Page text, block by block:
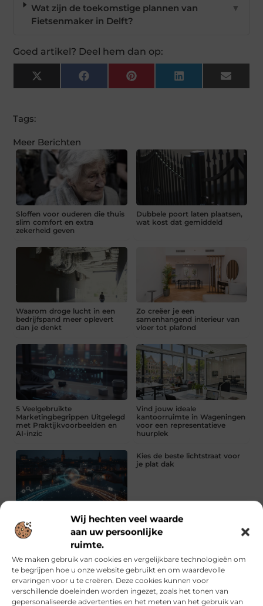
Wij hechten veel waarde
aan uw persoonlijke
ruimte.
We maken gebruik van cookies en vergelijkbare technologieën om
te begrijpen hoe u onze website gebruikt en om waardevolle
ervaringen voor u te creëren. Deze cookies kunnen voor
verschillende doeleinden worden ingezet, zoals het tonen van
gepersonaliseerde advertenties en het meten van het gebruik van
Wat zijn de toekomstige plannen van
Fietsenmaker in Delft?
▼
Goed artikel? Deel hem dan op:
X
(Twitter)
FacebookPinterest LinkedIn Email
Tags:
Meer Berichten
Sloffen voor ouderen die thuis
slim comfort en extra
zekerheid geven
Dubbele poort laten plaatsen,
wat kost dat gemiddeld
Waarom droge lucht in een
bedrijfspand meer oplevert
dan je denkt
Zo creëer je een
samenhangend interieur van
vloer tot plafond
5 Veelgebruikte
Marketingbegrippen Uitgelegd
met Praktijkvoorbeelden en
AI-inzic
Vind jouw ideale
kantoorruimte in Wageningen
voor een representatieve
huurplek
De perfecte synergie tussen
SEO en online marketing in
Deventer
Kies de beste lichtstraat voor
je plat dak
Kies de beste lichtstraat voor je plat dak
Lees verder »
Krullen in topvorm met de juiste olie en routine